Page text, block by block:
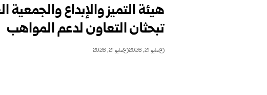
هيئة التميز والإبداع والجمعية
تبحثان التعاون لدعم المواهب ‏
مايو 21, 2026 مايو 21, 2026